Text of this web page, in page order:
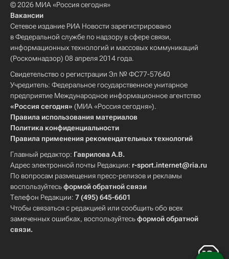
© 2026 МИА «Россия сегодня»
Вакансии
Сетевое издание РИА Новости зарегистрировано
в Федеральной службе по надзору в сфере связи,
информационных технологий и массовых коммуникаций
(Роскомнадзор) 08 апреля 2014 года.
Свидетельство о регистрации Эл № ФС77-57640
Учредитель: Федеральное государственное унитарное
предприятие Международное информационное агентство
«Россия сегодня» (МИА «Россия сегодня»).
Правила использования материалов
Политика конфиденциальности
Правила применения рекомендательных технологий
Главный редактор: Гаврилова А.В.
Адрес электронной почты Редакции: r-sport.internet@ria.ru
По вопросам размещения пресс-релизов и рекламы
воспользуйтесьформой обратной связи
Телефон Редакции: 7 (495) 645-6601
Чтобы связаться с редакцией или сообщить обо всех
замеченных ошибках, воспользуйтесьформой обратной
связи.